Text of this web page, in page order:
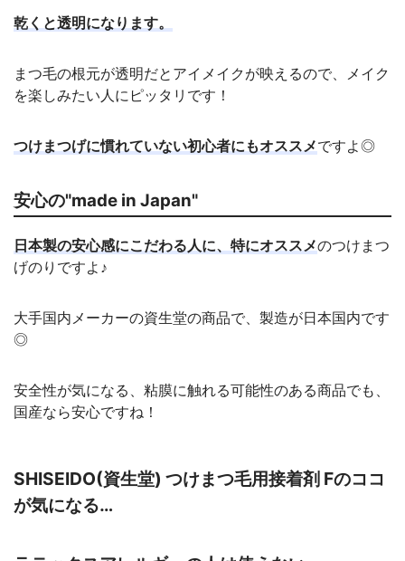
乾くと透明になります。
まつ毛の根元が透明だとアイメイクが映えるので、メイク
を楽しみたい人にピッタリです！
つけまつげに慣れていない初心者にもオススメですよ◎
安心の"made in Japan"
日本製の安心感にこだわる人に、特にオススメのつけまつ
げのりですよ♪
大手国内メーカーの資生堂の商品で、製造が日本国内です
◎
安全性が気になる、粘膜に触れる可能性のある商品でも、
国産なら安心ですね！
SHISEIDO(資生堂) つけまつ毛用接着剤 Fのココ
が気になる…